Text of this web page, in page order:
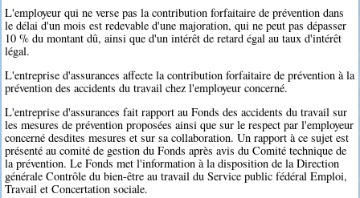
L'employeur qui ne verse pas la contribution forfaitaire de prévention dans
le délai d'un mois est redevable d'une majoration, qui ne peut pas dépasser
10 % du montant dû, ainsi que d'un intérêt de retard égal au taux d'intérêt
légal.
L'entreprise d'assurances affecte la contribution forfaitaire de prévention à la
prévention des accidents du travail chez l'employeur concerné.
L'entreprise d'assurances fait rapport au Fonds des accidents du travail sur
les mesures de prévention proposées ainsi que sur le respect par l'employeur
concerné desdites mesures et sur sa collaboration. Un rapport à ce sujet est
présenté au comité de gestion du Fonds après avis du Comité technique de
la prévention. Le Fonds met l'information à la disposition de la Direction
générale Contrôle du bien-être au travail du Service public fédéral Emploi,
Travail et Concertation sociale.